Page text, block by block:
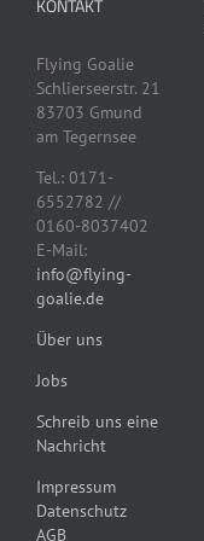
der
gewählt
werden
Flying Goalie
Schlierseerstr. 21
83703 Gmund
am Tegernsee
Tel.: 0171-
6552782 //
0160-8037402
E-Mail:
info@flying-
goalie.de
Über uns
Jobs
Schreib uns eine
Nachricht
Impressum
Datenschutz
AGB